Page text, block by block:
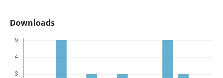
Downloads